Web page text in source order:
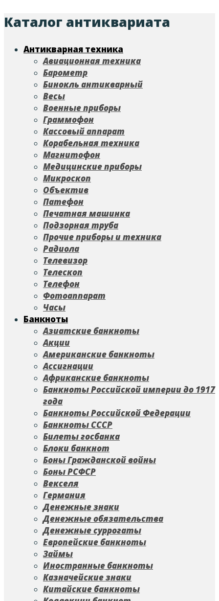
Каталог антиквариата
Антикварная техника
Авиационная техника
Барометр
Бинокль антикварный
Весы
Военные приборы
Граммофон
Кассовый аппарат
Корабельная техника
Магнитофон
Медицинские приборы
Микроскоп
Объектив
Патефон
Печатная машинка
Подзорная труба
Прочие приборы и техника
Радиола
Телевизор
Телескоп
Телефон
Фотоаппарат
Часы
Банкноты
Азиатские банкноты
Акции
Американские банкноты
Ассигнации
Африканские банкноты
Банкноты Российской империи до 1917
года
Банкноты Российской Федерации
Банкноты СССР
Билеты госбанка
Блоки банкнот
Боны Гражданской войны
Боны РСФСР
Векселя
Германия
Денежные знаки
Денежные обязательства
Денежные суррогаты
Европейские банкноты
Займы
Иностранные банкноты
Казначейские знаки
Китайские банкноты